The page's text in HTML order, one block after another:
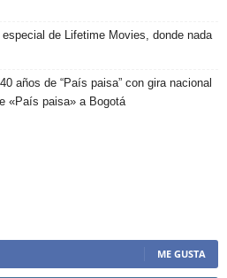
especial de Lifetime Movies, donde nada
años de “País paisa” con gira nacional
«País paisa» a Bogotá
ME GUSTA